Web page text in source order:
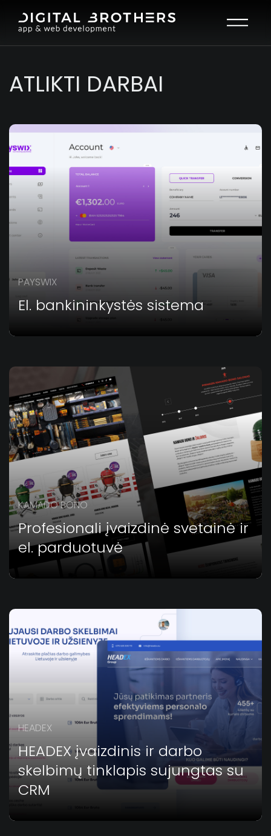
Open
ATLIKTI DARBAI
PAYSWIX
El. bankininkystės sistema
KAMADO BONO
Profesionali įvaizdinė svetainė ir
el. parduotuvė
HEADEX
HEADEX įvaizdinis ir darbo
skelbimų tinklapis sujungtas su
CRM